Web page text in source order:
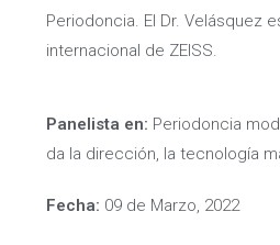
Periodoncia. El Dr. Velásquez
internacional de ZEISS.
Panelista en: Periodoncia
da la dirección, la tecnología
Fecha: 09 de Marzo, 2022